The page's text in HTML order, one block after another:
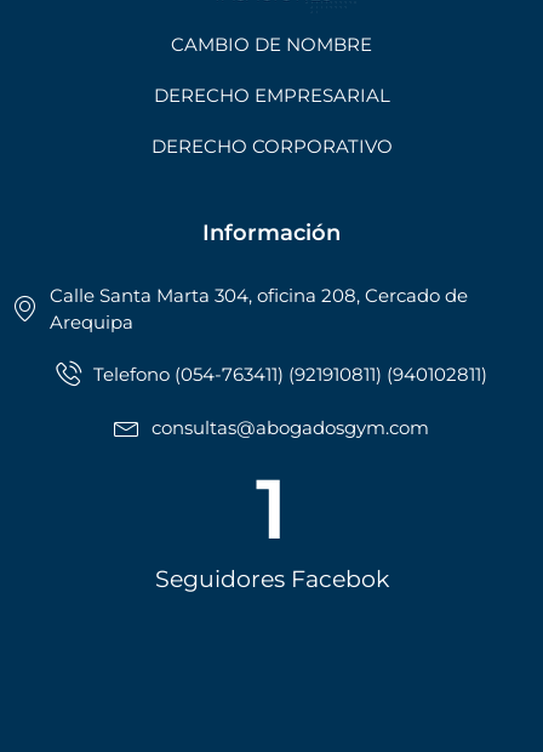
CAMBIO DE NOMBRE
DERECHO EMPRESARIAL
DERECHO CORPORATIVO
Información
Calle Santa Marta 304, oficina 208, Cercado de
Arequipa
Telefono (054-763411) (921910811) (940102811)
consultas@abogadosgym.com
Seguidores Facebok
1